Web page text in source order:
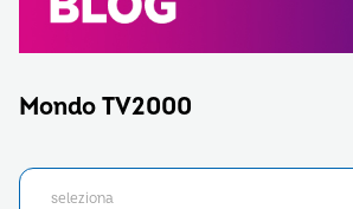
Mondo TV2000